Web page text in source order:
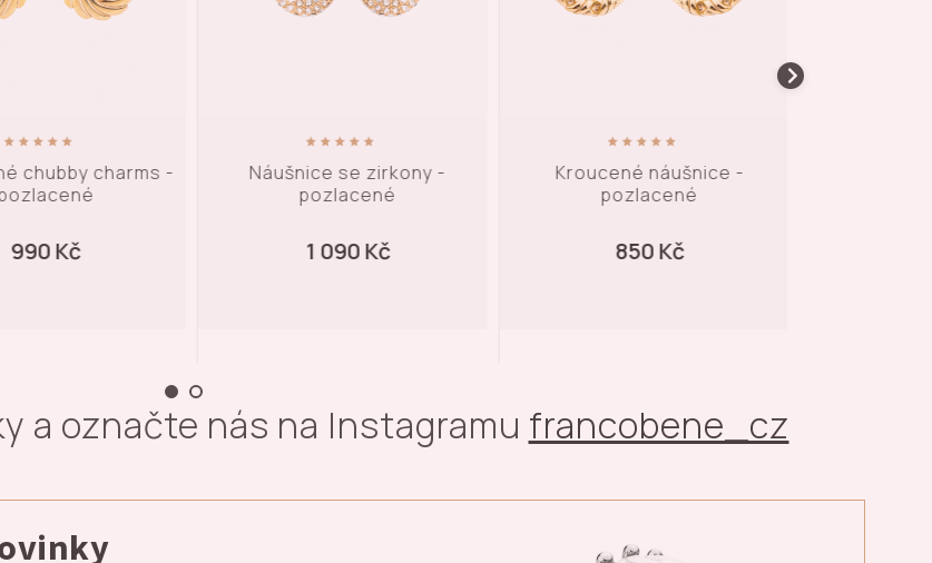
chubby charms -
990 Kč
Náušnice se zirkony -
pozlacené
1 090 Kč
Kroucené náušnice -
pozlacené
850 Kč
a označte nás na Instagramu francobene_cz